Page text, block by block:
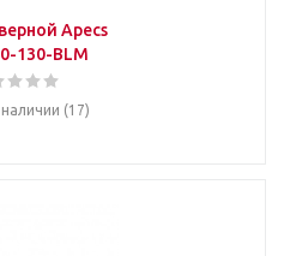
Apecs
130-BLM
наличии (17)